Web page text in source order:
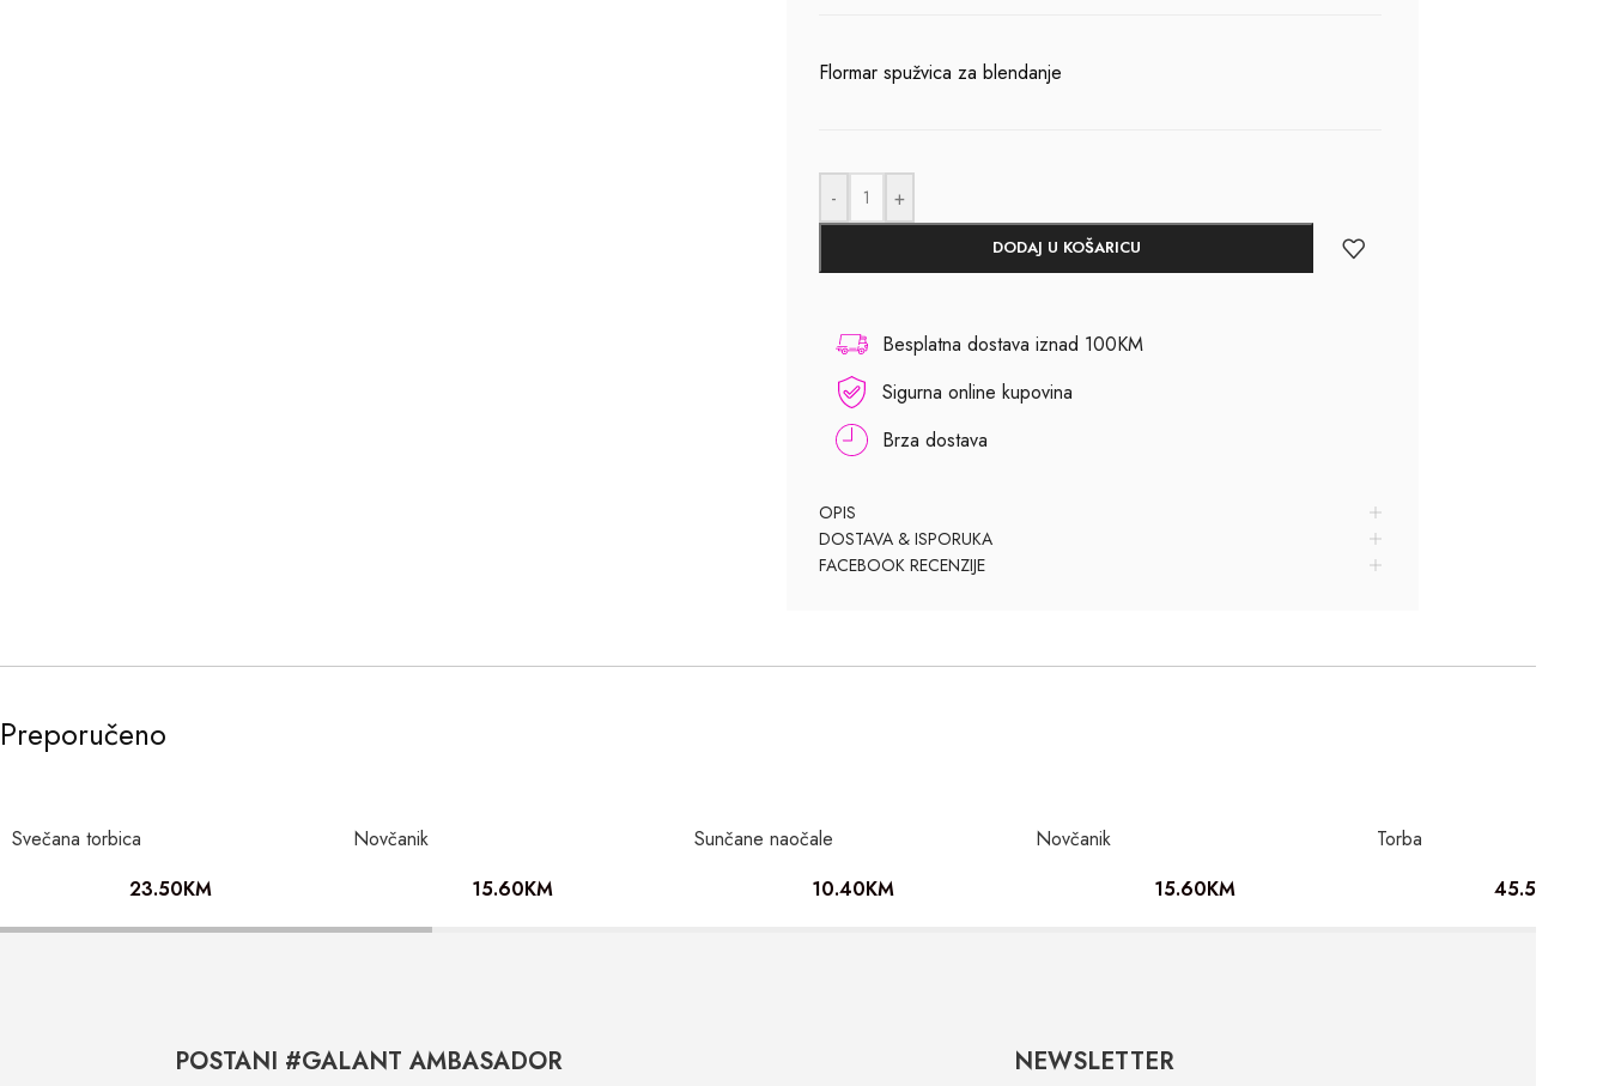
Flormar spužvica za blendanje
- +
DODAJ U KOŠARICU
Besplatna dostava iznad 100KM
Sigurna online kupovina
Brza dostava
OPIS
DOSTAVA & ISPORUKA
FACEBOOK RECENZIJE
Preporučeno
Svečana torbica
23.50KM
Novčanik
15.60KM
Sunčane naočale
10.40KM
Novčanik
15.60KM
Torba
45.50
POSTANI #GALANT AMBASADOR NEWSLETTER